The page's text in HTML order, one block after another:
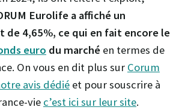
Eurolife a affiché un
de 4,65%, ce qui en fait encore le
euro du marché en termes de
On vous en dit plus sur Corum
avis dédié et pour souscrire à
vie c’est ici sur leur site.